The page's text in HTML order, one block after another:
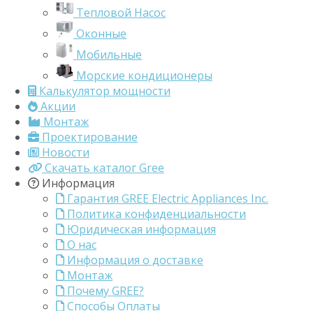
Тепловой Насос
Оконные
Мобильные
Морские кондиционеры
Калькулятор мощности
Акции
Монтаж
Проектирование
Новости
Скачать каталог Gree
Информация
Гарантия GREE Electric Appliances Inc.
Политика конфиденциальности
Юридическая информация
О нас
Информация о доставке
Монтаж
Почему GREE?
Способы Оплаты